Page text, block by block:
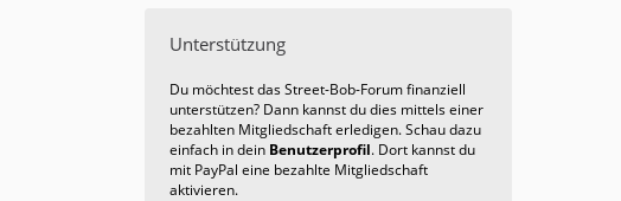
Unterstützung
Du möchtest das Street-Bob-Forum finanziell
unterstützen? Dann kannst du dies mittels einer
bezahlten Mitgliedschaft erledigen. Schau dazu
einfach in dein Benutzerprofil. Dort kannst du
mit PayPal eine bezahlte Mitgliedschaft
aktivieren.